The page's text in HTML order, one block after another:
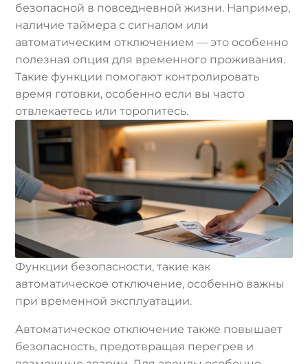
безопасной в повседневной жизни. Например,
наличие таймера с сигналом или
автоматическим отключением — это особенно
полезная опция для временного проживания.
Такие функции помогают контролировать
время готовки, особенно если вы часто
отвлекаетесь или торопитесь.
Функции безопасности, такие как
автоматическое отключение, особенно важны
при временной эксплуатации.
Автоматическое отключение также повышает
безопасность, предотвращая перегрев и